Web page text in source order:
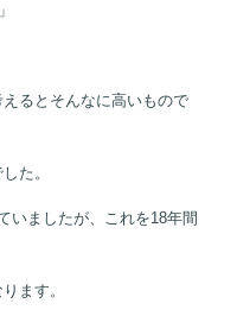
るとそんなに高いもので
た。
いましたが、これを18年間
ます。